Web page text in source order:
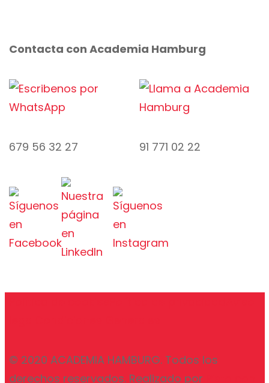
Contacta con Academia Hamburg
679 56 32 27 91 771 02 22
© 2020 ACADEMIA HAMBURG. Todos los
derechos reservados. Realizado por